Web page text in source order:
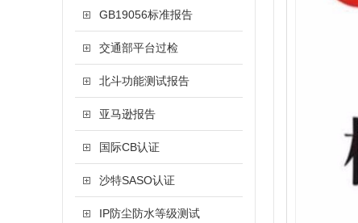
GB19056标准报告
交通部平台过检
北斗功能测试报告
亚马逊报告
国际CB认证
沙特SASO认证
IP防尘防水等级测试